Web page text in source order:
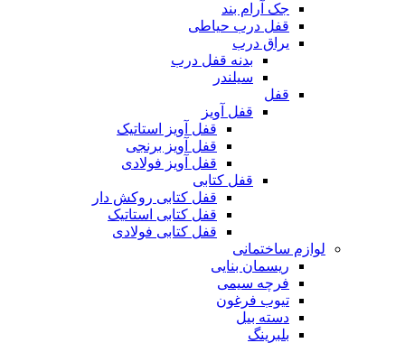
جک آرام بند
قفل درب حیاطی
یراق درب
بدنه قفل درب
سیلندر
قفل
قفل آویز
قفل آویز استاتیک
قفل آویز برنجی
قفل آویز فولادی
قفل کتابی
قفل کتابی روکش دار
قفل کتابی استاتیک
قفل کتابی فولادی
لوازم ساختمانی
ریسمان بنایی
فرچه سیمی
تیوب فرغون
دسته بیل
بلبرينگ